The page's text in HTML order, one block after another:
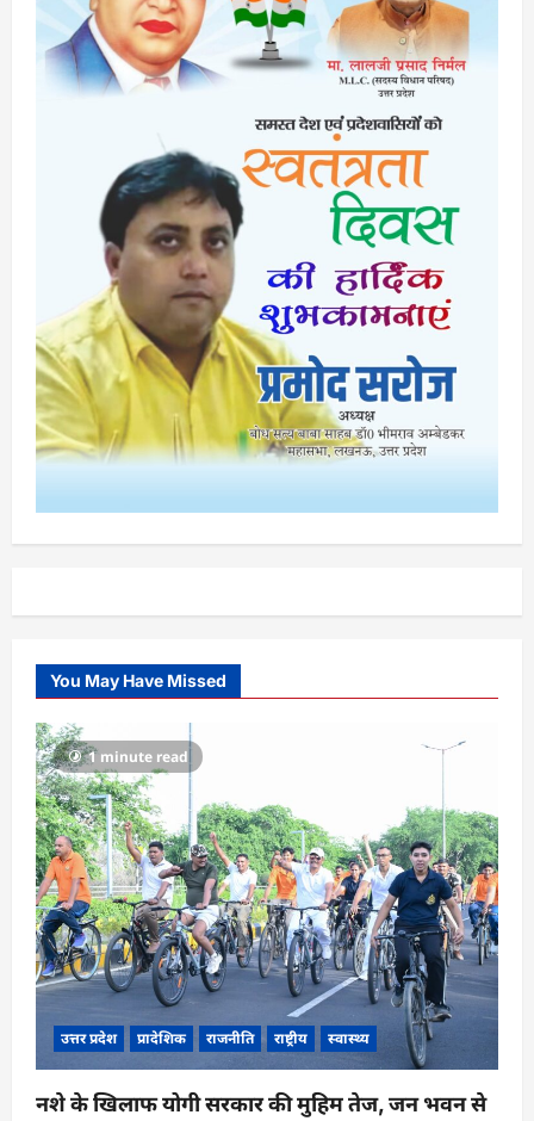
You May Have Missed
1 minute read
उत्तर प्रदेश प्रादेशिक राजनीति राष्ट्रीय स्वास्थ्य
नशे के खिलाफ योगी सरकार की मुहिम तेज, जन भवन से